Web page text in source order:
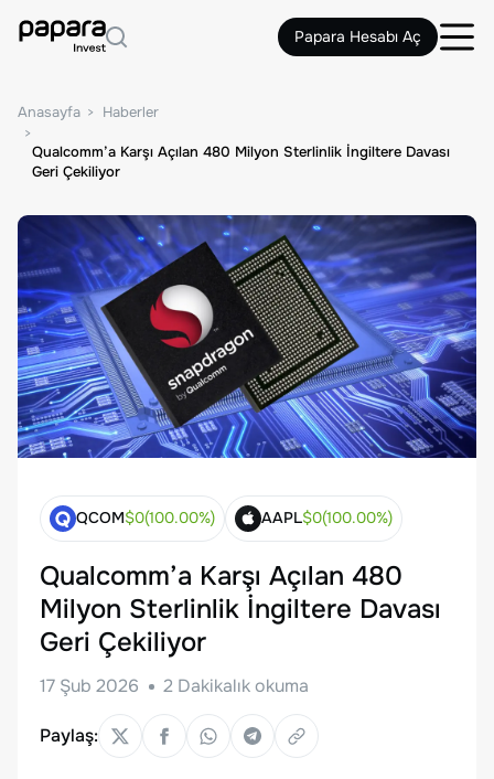
Papara Hesabı Aç
Anasayfa Haberler
Qualcomm’a Karşı Açılan 480 Milyon Sterlinlik İngiltere Davası
Geri Çekiliyor
QCOM$0(100.00%) AAPL$0(100.00%)
Qualcomm’a Karşı Açılan 480
Milyon Sterlinlik İngiltere Davası
Geri Çekiliyor
17 Şub 2026 2 Dakikalık okuma
Paylaş: